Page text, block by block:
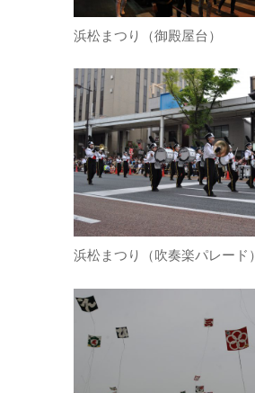
浜松まつり（御殿屋台）
浜松まつり（吹奏楽パレード）